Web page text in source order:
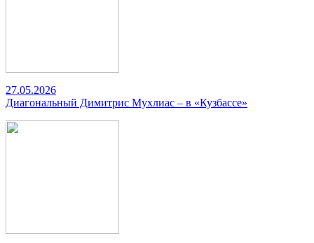
27.05.2026
Диагональный Димитрис Мухлиас – в «Кузбассе»